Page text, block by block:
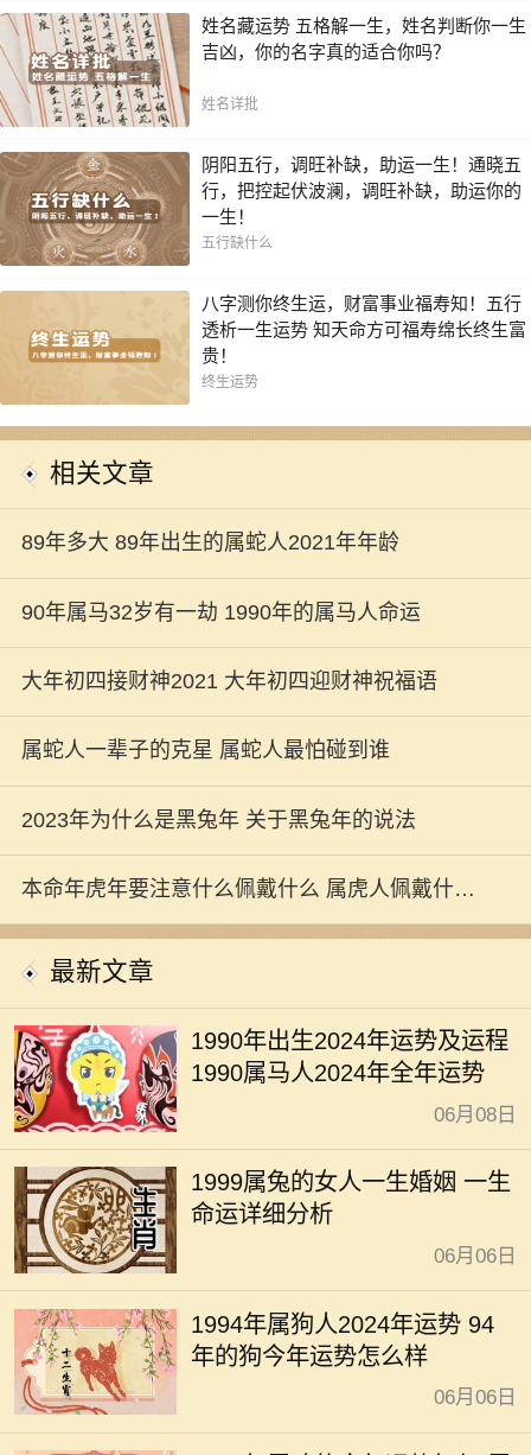
姓名藏运势 五格解一生，姓名判断你一生
吉凶，你的名字真的适合你吗？
姓名详批
阴阳五行，调旺补缺，助运一生！通晓五
行，把控起伏波澜，调旺补缺，助运你的
一生！
五行缺什么
八字测你终生运，财富事业福寿知！五行
透析一生运势 知天命方可福寿绵长终生富
贵！
终生运势
相关文章
89年多大 89年出生的属蛇人2021年年龄
90年属马32岁有一劫 1990年的属马人命运
大年初四接财神2021 大年初四迎财神祝福语
属蛇人一辈子的克星 属蛇人最怕碰到谁
2023年为什么是黑兔年 关于黑兔年的说法
本命年虎年要注意什么佩戴什么 属虎人佩戴什么
开运
最新文章
1990年出生2024年运势及运程
1990属马人2024年全年运势
06月08日
1999属兔的女人一生婚姻 一生
命运详细分析
06月06日
1994年属狗人2024年运势 94
年的狗今年运势怎么样
06月06日